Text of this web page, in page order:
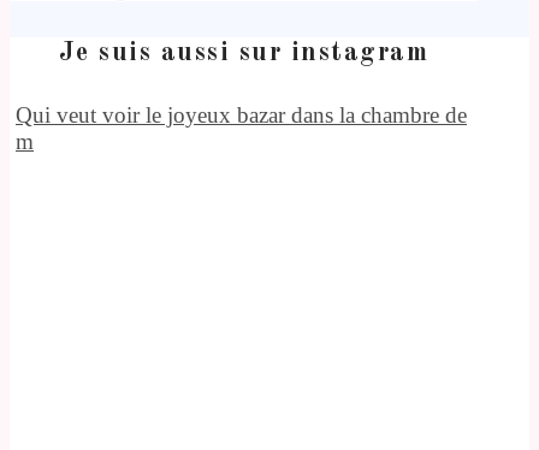
Je suis aussi sur instagram
Qui veut voir le joyeux bazar dans la chambre de
m